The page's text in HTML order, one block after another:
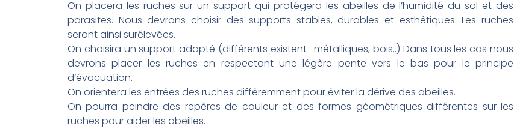
On placera les ruches sur un support qui protégera les abeilles de l’humidité du sol et des
parasites. Nous devrons choisir des supports stables, durables et esthétiques. Les ruches
seront ainsi surélevées.
On choisira un support adapté (différents existent : métalliques, bois..) Dans tous les cas nous
devrons placer les ruches en respectant une légère pente vers le bas pour le principe
d’évacuation.
On orientera les entrées des ruches différemment pour éviter la dérive des abeilles.
On pourra peindre des repères de couleur et des formes géométriques différentes sur les
ruches pour aider les abeilles.